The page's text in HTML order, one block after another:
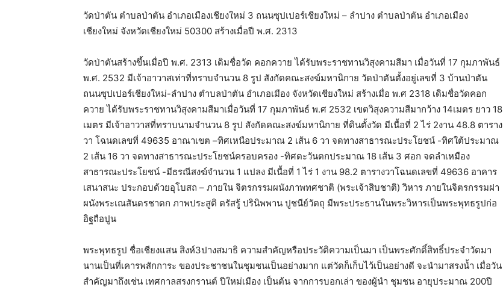
วัดป่าตัน ตำบลป่าตัน อำเภอเมืองเชียงใหม่ 3 ถนนซุปเปอร์เชียงใหม่ – ลำปาง ตำบลป่าตัน อำเภอเมือง
เชียงใหม่ จังหวัดเชียงใหม่ 50300 สร้างเมื่อปี พ.ศ. 2313
วัดป่าตันสร้างขึ้นเมื่อปี พ.ศ. 2313 เดิมชื่อวัด คอกควาย ได้รับพระราชทานวิสุงคามสีมา เมื่อวันที่ 17 กุมภาพันธ์
พ.ศ. 2532 มีเจ้าอาวาสเท่าที่ทราบจำนวน 8 รูป สังกัดคณะสงฆ์มหานิกาย วัดป่าตันตั้งอยู่เลขที่ 3 บ้านป่าตัน
ถนนซุปเปอร์เชียงใหม่-ลำปาง ตำบลป่าตัน อำเภอเมือง จังหวัดเชียงใหม่ สร้างเมื่อ พ.ศ 2318 เดิมชื่อวัดคอก
ควาย ได้รับพระราชทานวิสุงคามสีมาเมื่อวันที่ 17 กุมภาพันธ์ พ.ศ 2532 เขตวิสุงความสีมากว้าง 14เมตร ยาว 18
เมตร มีเจ้าอาวาสที่ทราบนามจำนวน 8 รูป สังกัดคณะสงฆ์มหานิกาย ที่ดินตั้งวัด มีเนื้อที่ 2 ไร่ 2งาน 48.8 ตาราง
วา โฉนดเลขที่ 49635 อาณาเขต –ทิศเหนือประมาณ 2 เส้น 6 วา จดทางสาธารณะประโยชน์ -ทิศใต้ประมาณ
2 เส้น 16 วา จดทางสาธารณะประโยชน์ครอบครอง -ทิศตะวันตกประมาณ 18 เส้น 3 ศอก จดลำเหมือง
สาธารณะประโยชน์ -มีธรณีสงฆ์จำนวน 1 แปลง มีเนื้อที่ 1 ไร่ 1 งาน 98.2 ตารางวาโฉนดเลขที่ 49636 อาคาร
เสนาสนะ ประกอบด้วยอุโบสถ – ภายใน จิตรกรรมผนังภาพทศชาติ (พระเจ้าสิบชาติ) วิหาร ภายในจิตรกรรมฝา
ผนังพระเณสันดรชาดก ภาพประสูติ ตรัสรู้ ปรินิพพาน ปูชนีย์วัตถุ มีพระประธานในพระวิหารเป็นพระพุทธรูปก่อ
อิฐถือปูน
พระพุทธรูป ชื่อเชียงแสน สิงห์3ปางสมาธิ ความสำคัญหรือประวัติความเป็นมา เป็นพระศักดิ์สิทธิ์ประจำวัดมา
นานเป็นที่เคารพสักการะ ของประชาชนในชุมชนเป็นอย่างมาก แต่วัดก็เก็บไว้เป็นอย่างดี จะนำมาสรงน้ำ เมื่อวัน
สำคัญมาถึงเช่น เทศกาลสรงกรานต์ ปีใหม่เมือง เป็นต้น จากการบอกเล่า ของผู้นำ ชุมชน อายุประมาณ 200ปี